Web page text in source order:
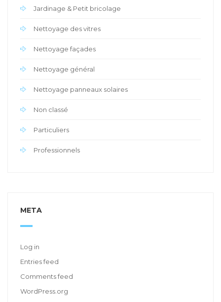
Jardinage & Petit bricolage
Nettoyage des vitres
Nettoyage façades
Nettoyage général
Nettoyage panneaux solaires
Non classé
Particuliers
Professionnels
META
Log in
Entries feed
Comments feed
WordPress.org